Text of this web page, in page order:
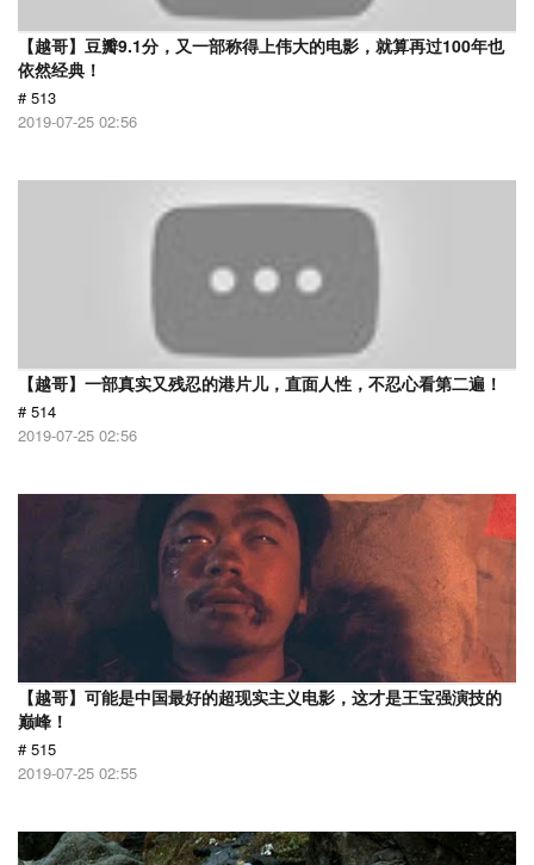
【越哥】豆瓣9.1分，又一部称得上伟大的电影，就算再过100年也
依然经典！
# 513
2019-07-25 02:56
【越哥】一部真实又残忍的港片儿，直面人性，不忍心看第二遍！
# 514
2019-07-25 02:56
【越哥】可能是中国最好的超现实主义电影，这才是王宝强演技的
巅峰！
# 515
2019-07-25 02:55